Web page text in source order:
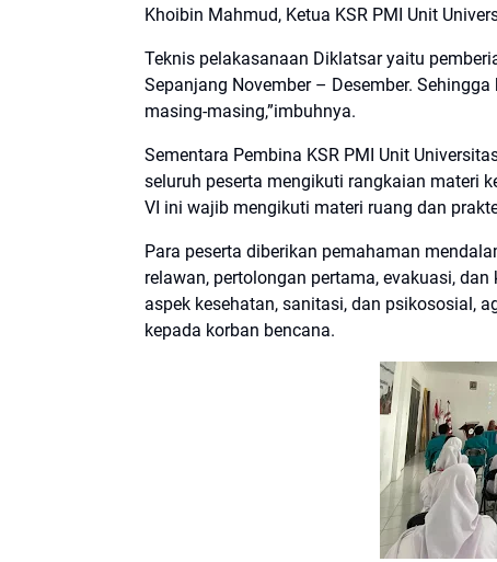
Khoibin Mahmud, Ketua KSR PMI Unit
Teknis pelakasanaan Diklatsar yaitu
Sepanjang November – Desember.
masing-masing,”imbuhnya.
Sementara Pembina KSR PMI Unit
seluruh peserta mengikuti rangkaian materi
VI ini wajib mengikuti materi ruang dan
Para peserta diberikan pemahaman
relawan, pertolongan pertama, evakuasi,
aspek kesehatan, sanitasi, dan psikososial,
kepada korban bencana.